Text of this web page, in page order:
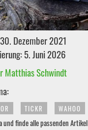
Dezember 2021
5. Juni 2026
Matthias Schwindt
TICKR WAHOO
und finde alle passenden Artikel